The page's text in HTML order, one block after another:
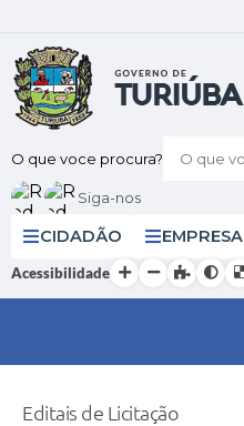
O que voce procura?
Siga-nos
CIDADÃO EMPRESA
Acessibilidade
Editais de Licitação